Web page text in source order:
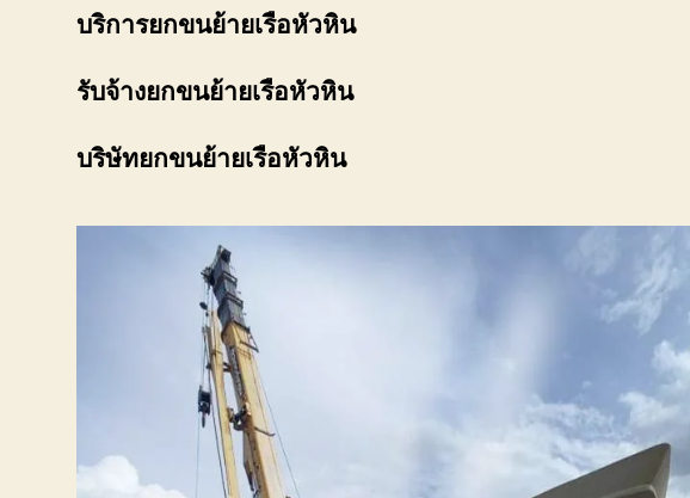
บริการยกขนย้ายเรือหัวหิน
รับจ้างยกขนย้ายเรือหัวหิน
บริษัทยกขนย้ายเรือหัวหิน